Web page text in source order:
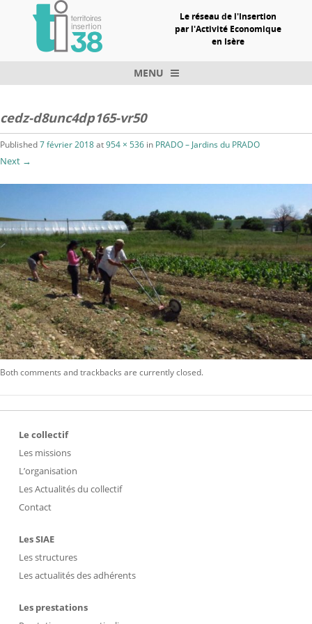
Le réseau de l'Insertion
par l'Activité Economique
en Isère
MENU
cedz-d8unc4dp165-vr50
Published7 février 2018at954 × 536 in PRADO – Jardins du PRADO
Next →
Both comments and trackbacks are currently closed.
Le collectif
Les missions
L’organisation
Les Actualités du collectif
Contact
Les SIAE
Les structures
Les actualités des adhérents
Les prestations